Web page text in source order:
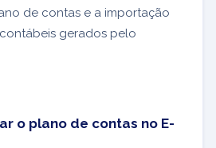
de contas e a importação
gerados pelo
o plano de contas no E-